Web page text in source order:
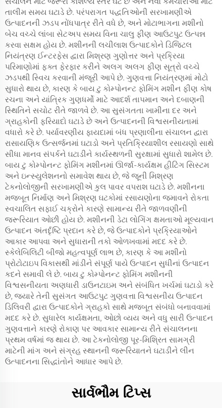
તાલીમ સમય ઘટાડે છે. પરંપરાગત પદ્ધતિઓની સરખામણીએ
ઉત્પાદનની ઝડપ નોંધપાત્ર રીતે વધે છે, અને મોટાભાગના મશીનો
બેચ વચ્ચે લાંબા સેટઅપ સમય વિના ચાલુ ફીણ આઉટપુટ ઉત્પન્ન
કરવા સક્ષમ હોય છે. મશીનની લચીલાશ ઉત્પાદકોને ડિજિટલ
નિયંત્રણ ઈન્ટરફેસ દ્વારા મિશ્રણ ગુણોત્તર અને પ્રક્રિયા
પરિમાણોમાં ફક્ત ફેરફાર કરીને અલગ અલગ ફીણ સૂત્રો વચ્ચે
ઝડપથી સ્વિચ કરવાની મંજૂરી આપે છે. ગુણવત્તા નિયંત્રણમાં મોટો
સુધારો થાય છે, કારણ કે બાય ટુ કોમ્પોનન્ટ ફોમિંગ મશીન ફીણ કોષ
રચના અને યાંત્રિક ગુણધર્મો માટે આદર્શ તાપમાન અને દબાણની
સ્થિતિને સચોટ રીતે જાળવે છે. આ સુસંગતતા ખામીના દર અને
ગ્રાહકોની ફરિયાદો ઘટાડે છે અને ઉત્પાદનની વિશ્વસનીયતામાં
વધારો કરે છે. પર્યાવરણીય ફાયદામાં બંધ પ્રણાલીના સંચાલન દ્વારા
રાસાયણિક ઉત્સર્જનમાં ઘટાડો અને પ્રતિક્રિયાશીલ રસાયણો સાથે
સીધા માનવ સંપર્કને ઘટાડીને કાર્યસ્થળની સુરક્ષામાં સુધારો શામેલ છે.
બાય ટુ કોમ્પોનન્ટ ફોમિંગ મશીનમાં ઊર્જા-કાર્યક્ષમ હીટિંગ સિસ્ટમ
અને ઇન્સ્યુલેશનનો સમાવેશ થાય છે, જે જૂની મિશ્રણ
ટેકનોલોજીની સરખામણીએ કુલ પાવર વપરાશ ઘટાડે છે. મશીનના
મજબૂત નિર્માણ અને મિશ્રણ ઘટકોમાં રસાયણોના જમાવને રોકતા
સ્વચાલિત સફાઈ ચક્રોને કારણે સામાન્ય રીતે જાળવણીની
જરૂરિયાત ઓછી હોય છે. મશીનની ડેટા લોગિંગ ક્ષમતાઓ મૂલ્યવાન
ઉત્પાદન અંતર્દૃષ્ટિ પ્રદાન કરે છે, જે ઉત્પાદકોને પ્રક્રિયાઓને
આકાર આપવા અને સુધારાની તકો ઓળખવામાં મદદ કરે છે.
સ્કેલેબિલિટી બીજો મહત્વપૂર્ણ લાભ છે, કારણ કે આ મશીનો
પ્રોટોટાઇપ વિકાસથી માંડીને સંપૂર્ણ પાયે ઉત્પાદન સુધીનાં ઉત્પાદન
કદને સમાવી લે છે. બાય ટુ કોમ્પોનન્ટ ફોમિંગ મશીનની
વિશ્વસનીયતા અણધારી ડાઉનટાઇમ અને સંબંધિત ખર્ચમાં ઘટાડો કરે
છે, જ્યારે તેની સુસંગત આઉટપુટ ગુણવત્તા વિશ્વસનીય ઉત્પાદન
ડિલિવરી દ્વારા ઉત્પાદકોને ગ્રાહકો સાથે મજબૂત સંબંધો બનાવવામાં
મદદ કરે છે. સુધારેલ કાર્યક્ષમતા, ઓછો વ્યય અને વધુ સારી ઉત્પાદન
ગુણવત્તાને કારણે રોકાણ પર આવકાર સામાન્ય રીતે સંચાલનના
પ્રથમ વર્ષમાં જ થાય છે. આ ટેકનોલોજી પૂર-મિશ્રિત સામગ્રી
માટેની માંગ અને સંગ્રહ સ્થાનની જરૂરિયાતને ઘટાડીને લીન
ઉત્પાદનના સિદ્ધાંતોને આધાર આપે છે.
સાર્વભૌમ ટિપ્સ